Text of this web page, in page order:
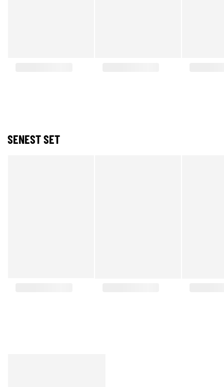
SENEST SET